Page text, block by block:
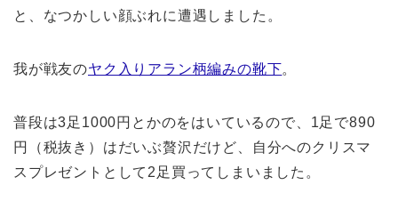
と、なつかしい顔ぶれに遭遇しました。
我が戦友のヤク入りアラン柄編みの靴下。
普段は3足1000円とかのをはいているので、1足で890
円（税抜き）はだいぶ贅沢だけど、自分へのクリスマ
スプレゼントとして2足買ってしまいました。